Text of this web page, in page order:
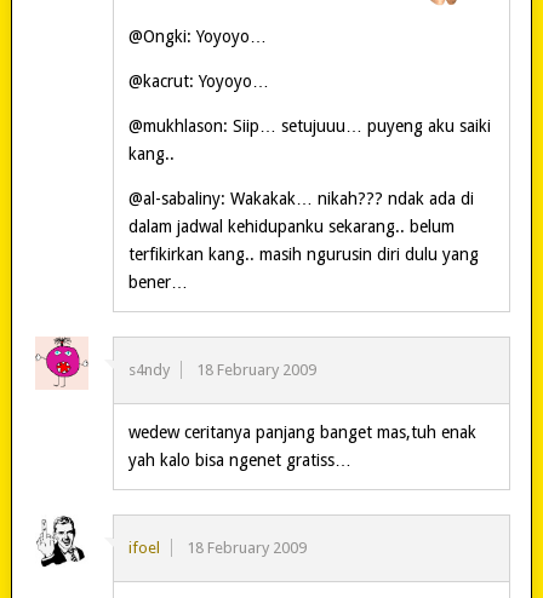
@Ongki: Yoyoyo…
@kacrut: Yoyoyo…
@mukhlason: Siip… setujuuu… puyeng aku saiki
kang..
@al-sabaliny: Wakakak… nikah??? ndak ada di
dalam jadwal kehidupanku sekarang.. belum
terfikirkan kang.. masih ngurusin diri dulu yang
bener…
s4ndy 18 February 2009
wedew ceritanya panjang banget mas,tuh enak
yah kalo bisa ngenet gratiss…
ifoel 18 February 2009